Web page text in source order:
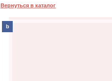
Вернуться в каталог
b